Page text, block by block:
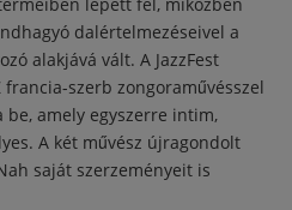
dalértelmezéseivel a
alakjává vált. A JazzFest
szerb zongoraművésszel
amely egyszerre intim,
A két művész újragondolt
saját szerzeményeit is